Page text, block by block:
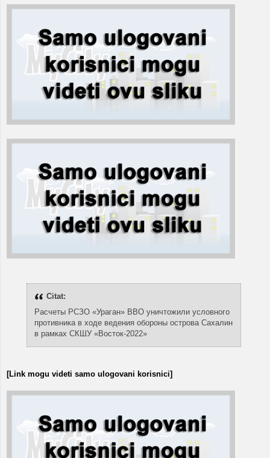
Citat:
Расчеты РСЗО «Ураган» ВВО уничтожили условного
противника в ходе ведения обороны острова Сахалин
в рамках СКШУ «Восток-2022»
[Link mogu videti samo ulogovani korisnici]